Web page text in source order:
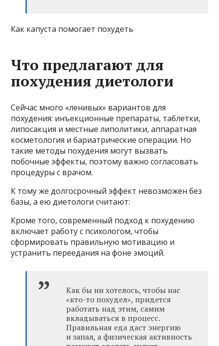
Как капуста помогает похудеть
Что предлагают для
похудения диетологи
Сейчас много «ленивых» вариантов для
похудения: инъекционные препараты, таблетки,
липосакция и местные липолитики, аппаратная
косметология и бариатрические операции. Но
такие методы похудения могут вызвать
побочные эффекты, поэтому важно согласовать
процедуры с врачом.
К тому же долгосрочный эффект невозможен без
базы, а ею диетологи считают:
Кроме того, современный подход к похудению
включает работу с психологом, чтобы
сформировать правильную мотивацию и
устранить переедания на фоне эмоций.
Как бы ни хотелось, чтобы нас
«кто-то похудел», придется
работать над этим, самим
вкладываться в процесс.
Правильная еда даст энергию
и запал, а физическая активность